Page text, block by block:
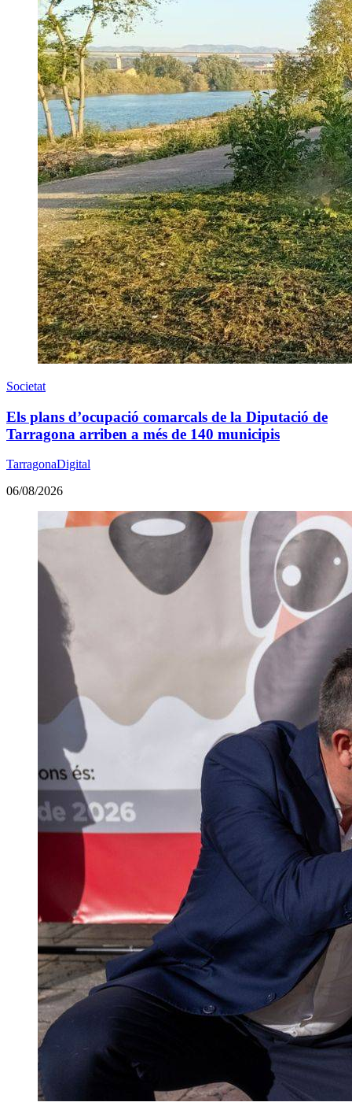
Societat
Els plans d’ocupació comarcals de la Diputació de
Tarragona arriben a més de 140 municipis
TarragonaDigital
06/08/2026